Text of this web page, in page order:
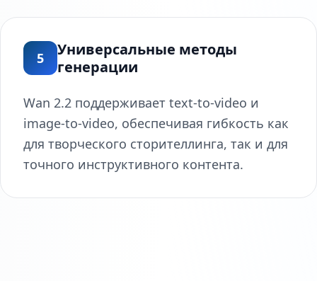
5
Универсальные методы
генерации
Wan 2.2 поддерживает text-to-video и
image-to-video, обеспечивая гибкость как
для творческого сторителлинга, так и для
точного инструктивного контента.